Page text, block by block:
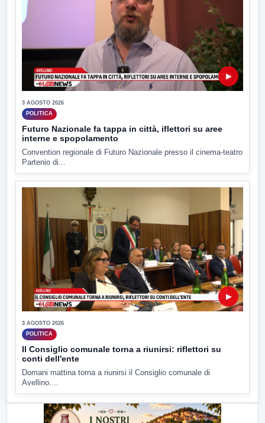
▶
3 AGOSTO 2026
POLITICA
Futuro Nazionale fa tappa in città, iflettori su aree
interne e spopolamento
Convention regionale di Futuro Nazionale presso il cinema-teatro
Partenio di...
▶
3 AGOSTO 2026
POLITICA
Il Consiglio comunale torna a riunirsi: riflettori su
conti dell'ente
Domani mattina torna a riunirsi il Consiglio comunale di
Avellino....